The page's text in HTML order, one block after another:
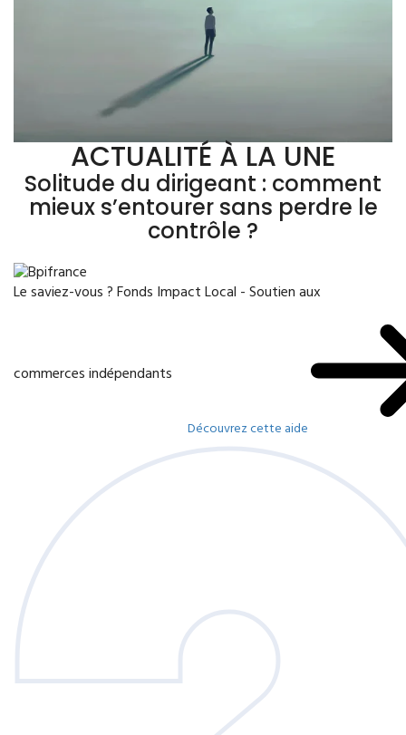
ACTUALITÉ À LA UNE
Solitude du dirigeant : comment
mieux s’entourer sans perdre le
contrôle ?
Le saviez-vous ?Fonds Impact Local - Soutien aux
commerces indépendants
Découvrez cette aide